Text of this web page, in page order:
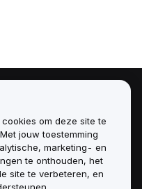
om deze site te
jouw toestemming
marketing- en
te onthouden, het
site te verbeteren, en